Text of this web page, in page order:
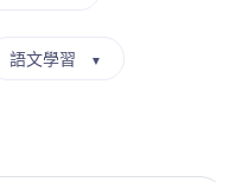
語文學習 ▼